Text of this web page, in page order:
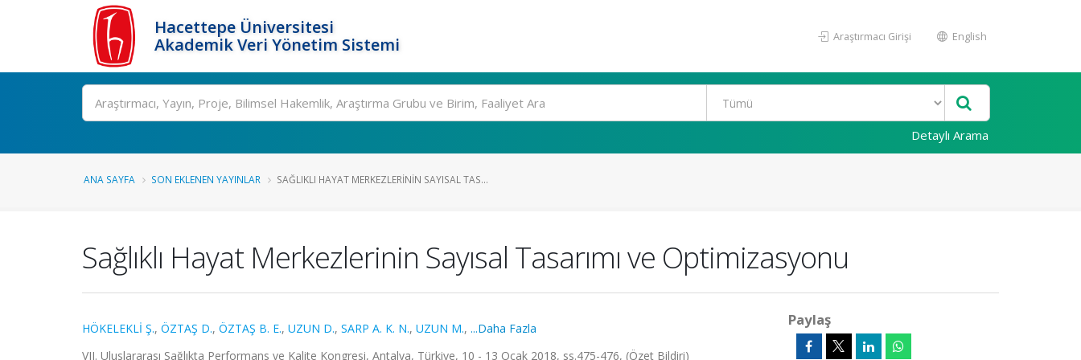
Hacettepe Üniversitesi
Akademik Veri Yönetim Sistemi
Araştırmacı Girişi English
Ara
Detaylı Arama
ANA SAYFA SON EKLENEN YAYINLAR SAĞLIKLI HAYAT MERKEZLERININ SAYISAL TAS...
Sağlıklı Hayat Merkezlerinin Sayısal Tasarımı ve Optimizasyonu
HÖKELEKLİ Ş., ÖZTAŞ D., ÖZTAŞ B. E., UZUN D., SARP A. K. N., UZUN M., ...Daha Fazla
VII. Uluslararası Sağlıkta Performans ve Kalite Kongresi, Antalya, Türkiye, 10 - 13 Ocak 2018, ss.475-476, (Özet Bildiri)
Paylaş